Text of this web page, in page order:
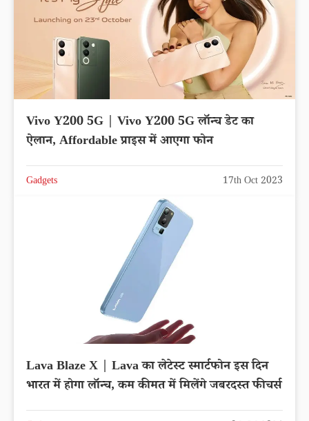
Vivo Y200 5G | Vivo Y200 5G लॉन्च डेट का
ऐलान, Affordable प्राइस में आएगा फोन
Gadgets 17th Oct 2023
Lava Blaze X | Lava का लेटेस्ट स्मार्टफोन इस दिन
भारत में होगा लॉन्च, कम कीमत में मिलेंगे जबरदस्त फीचर्स